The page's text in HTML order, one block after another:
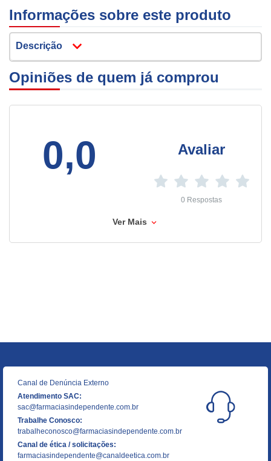
Informações sobre este produto
Descrição
Opiniões de quem já comprou
0,0 Avaliar
0 Respostas
Ver Mais
Canal de Denúncia Externo
Atendimento SAC:
sac@farmaciasindependente.com.br
Trabalhe Conosco:
trabalheconosco@farmaciasindependente.com.br
Canal de ética / solicitações:
farmaciasindependente@canaldeetica.com.br